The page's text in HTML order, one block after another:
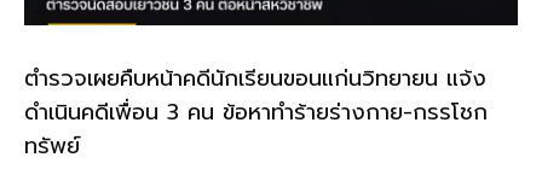
ตำรวจเผยคืบหน้าคดีนักเรียนขอนแก่นวิทยายน แจ้ง
ดำเนินคดีเพื่อน 3 คน ข้อหาทำร้ายร่างกาย-กรรโชก
ทรัพย์